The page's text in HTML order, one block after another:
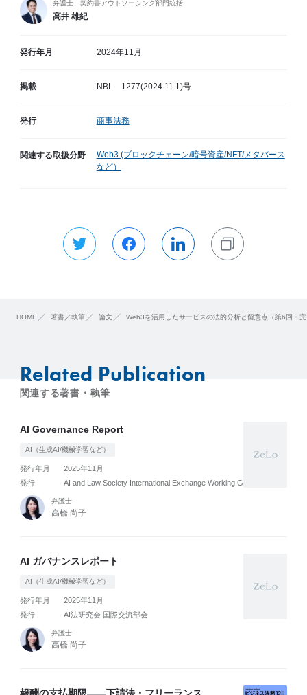
弁護士、契約書アウトソーシング部門統括
高井 雄紀
発行年月 2024年11月
掲載 NBL 1277(2024.11.1)号
発行 商事法務
関連する取扱分野
Web3 (ブロックチェーン/暗号資産/NFT/メタバース
など）
HOME 著書／執筆 論文 Web3を活用したサービスの法的分析と留意点（第6回・
Related Publication
関連する著書・執筆
AI Governance Report
AI（生成AI/機械学習など）
発行年月
2025年11月
発行
AI and Law Society International Exchange Working Group
弁護士
高橋 尚子
AI ガバナンスレポート
AI（生成AI/機械学習など）
発行年月
2025年11月
発行
AI法研究会 国際交流部会
弁護士
高橋 尚子